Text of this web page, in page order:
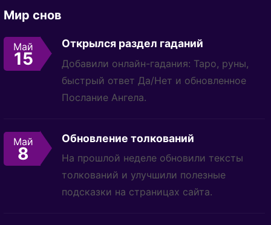
Мир снов
Май
15
Открылся раздел гаданий
Добавили онлайн-гадания: Таро, руны,
быстрый ответ Да/Нет и обновленное
Послание Ангела.
Май
8
Обновление толкований
На прошлой неделе обновили тексты
толкований и улучшили полезные
подсказки на страницах сайта.